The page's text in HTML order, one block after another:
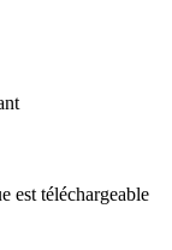
est téléchargeable